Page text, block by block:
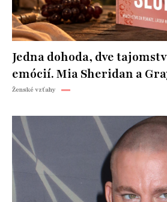
Jedna dohoda, dve
emócií. Mia Sheridan a
Ženské vzťahy